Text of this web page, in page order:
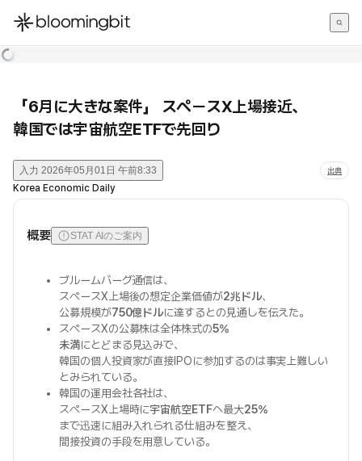
한국어
「6月に大きな案件」 スペースX上場接近、
韓国では宇宙航空ETFで先回り
入力 2026年05月01日 午前8:33 出典
Korea Economic Daily
概要 STAT AIのご案内
ブルームバーグ通信は、
スペースX上場後の想定企業価値が2兆ドル、
公募規模が750億ドルに達するとの見通しを伝えた。
スペースXの公募株は全体株式の5%
未満にとどまる見込みで、
韓国の個人投資家が直接IPOに参加するのは事実上難しい
とみられている。
韓国の運用会社各社は、
スペースX上場時に宇宙航空ETFへ最大25%
まで迅速に組み入れられる仕組みを整え、
間接投資の手段を用意している。